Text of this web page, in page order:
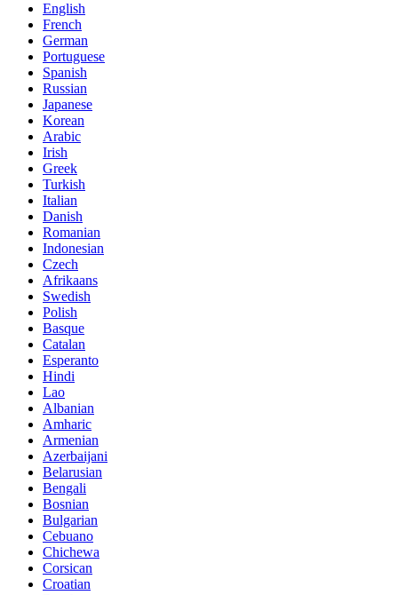
English
French
German
Portuguese
Spanish
Russian
Japanese
Korean
Arabic
Irish
Greek
Turkish
Italian
Danish
Romanian
Indonesian
Czech
Afrikaans
Swedish
Polish
Basque
Catalan
Esperanto
Hindi
Lao
Albanian
Amharic
Armenian
Azerbaijani
Belarusian
Bengali
Bosnian
Bulgarian
Cebuano
Chichewa
Corsican
Croatian